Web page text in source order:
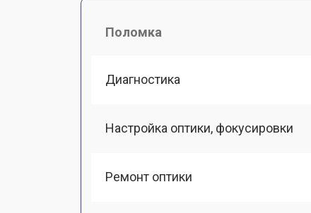
Поломка
Диагностика
Настройка оптики, фокусировки
Ремонт оптики